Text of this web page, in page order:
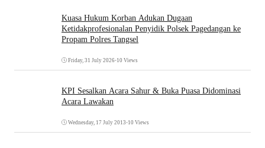
Kuasa Hukum Korban Adukan Dugaan
Ketidakprofesionalan Penyidik Polsek Pagedangan ke
Propam Polres Tangsel
Friday, 31 July 2026•10 Views
KPI Sesalkan Acara Sahur & Buka Puasa Didominasi
Acara Lawakan
Wednesday, 17 July 2013 •10 Views